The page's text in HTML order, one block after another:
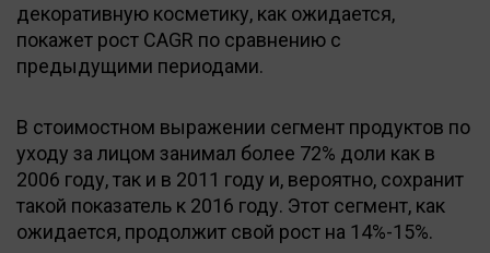
декоративную косметику, как ожидается,
покажет рост CAGR по сравнению с
предыдущими периодами.
В стоимостном выражении сегмент продуктов по
уходу за лицом занимал более 72% доли как в
2006 году, так и в 2011 году и, вероятно, сохранит
такой показатель к 2016 году. Этот сегмент, как
ожидается, продолжит свой рост на 14%-15%.